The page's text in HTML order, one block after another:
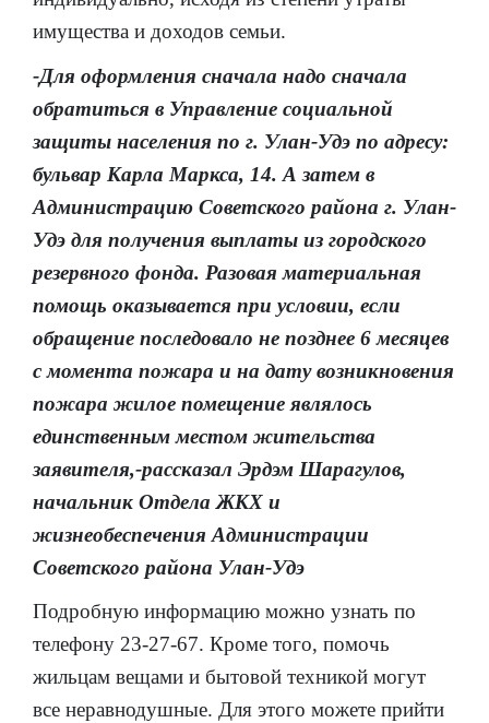
имущества и доходов семьи.
-Для оформления сначала надо сначала
обратиться в Управление социальной
защиты населения по г. Улан-Удэ по адресу:
бульвар Карла Маркса, 14. А затем в
Администрацию Советского района г. Улан-
Удэ для получения выплаты из городского
резервного фонда. Разовая материальная
помощь оказывается при условии, если
обращение последовало не позднее 6 месяцев
с момента пожара и на дату возникновения
пожара жилое помещение являлось
единственным местом жительства
заявителя,-рассказал Эрдэм Шарагулов,
начальник Отдела ЖКХ и
жизнеобеспечения Администрации
Советского района Улан-Удэ
Подробную информацию можно узнать по
телефону 23-27-67. Кроме того, помочь
жильцам вещами и бытовой техникой могут
все неравнодушные. Для этого можете прийти